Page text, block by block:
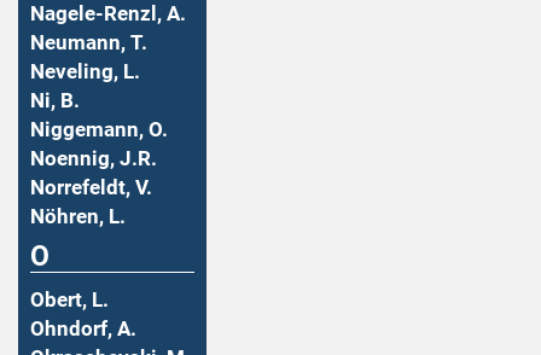
Nagele-Renzl, A.
Neumann, T.
Neveling, L.
Ni, B.
Niggemann, O.
Noennig, J.R.
Norrefeldt, V.
Nöhren, L.
O
Obert, L.
Ohndorf, A.